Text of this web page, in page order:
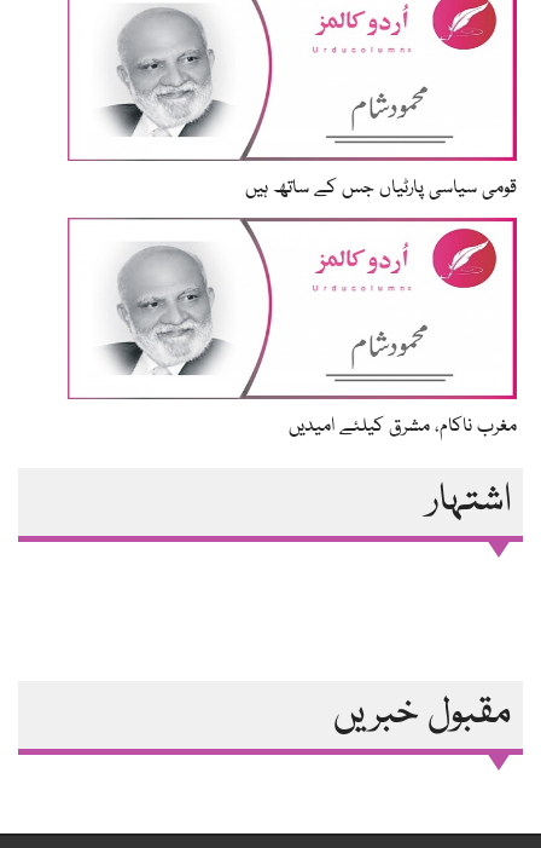
قومی سیاسی پارٹیاں جس کے ساتھ ہیں
مغرب ناکام، مشرق کیلئے امیدیں
اشتہار
مقبول خبریں